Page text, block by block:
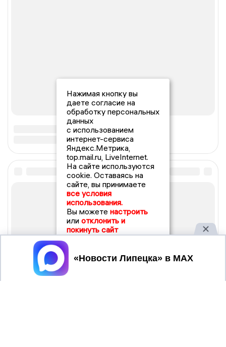
Нажимая кнопку вы
даете согласие на
обработку персональных
данных
с использованием
интернет-сервиса
Яндекс.Метрика,
top.mail.ru, LiveInternet.
На сайте используются
cookie. Оставаясь на
сайте, вы принимаете
все условия
использования.
Вы можете настроить
или отклонить и
покинуть сайт
Принять